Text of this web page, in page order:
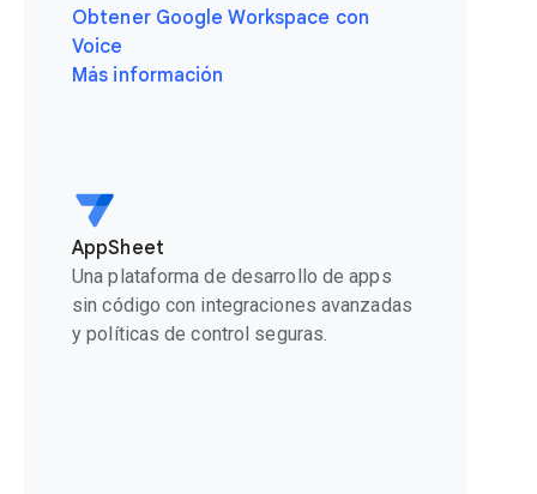
Obtener Google Workspace con
Voice
Más información
AppSheet
Una plataforma de desarrollo de apps
sin código con integraciones avanzadas
y políticas de control seguras.